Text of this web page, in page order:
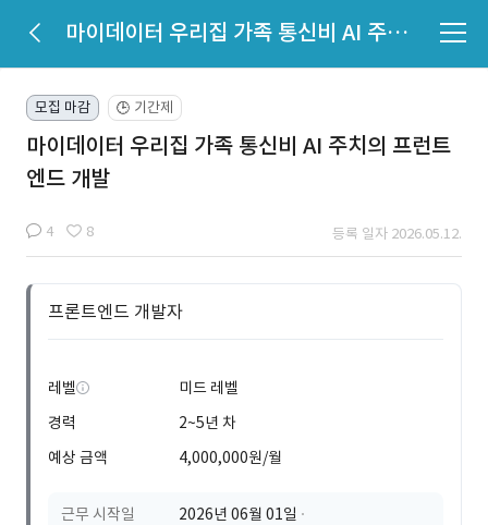
마이데이터 우리집 가족 통신비 AI 주치의 프런트엔드 개발
모집 마감 🕒 기간제
마이데이터 우리집 가족 통신비 AI 주치의 프런트
엔드 개발
4 8 등록 일자 2026.05.12.
프론트엔드 개발자
레벨
미드 레벨
경력
2~5년 차
예상 금액
4,000,000원/월
근무 시작일 2026년 06월 01일